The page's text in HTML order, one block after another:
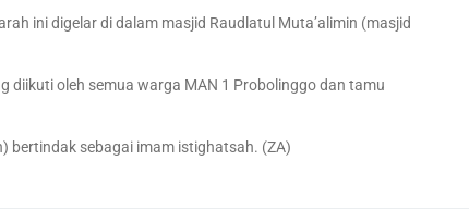
ini digelar di dalam masjid Raudlatul Muta’alimin (masjid
diikuti oleh semua warga MAN 1 Probolinggo dan tamu
bertindak sebagai imam istighatsah. (ZA)